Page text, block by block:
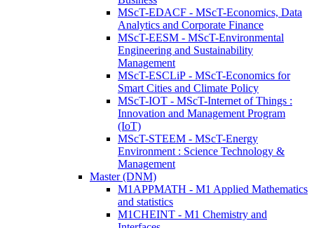
MScT-EDACF - MScT-Economics, Data
Analytics and Corporate Finance
MScT-EESM - MScT-Environmental
Engineering and Sustainability
Management
MScT-ESCLiP - MScT-Economics for
Smart Cities and Climate Policy
MScT-IOT - MScT-Internet of Things :
Innovation and Management Program
(IoT)
MScT-STEEM - MScT-Energy
Environment : Science Technology &
Management
Master (DNM)
M1APPMATH - M1 Applied Mathematics
and statistics
M1CHEINT - M1 Chemistry and